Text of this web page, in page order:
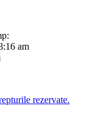
am
rezervate.